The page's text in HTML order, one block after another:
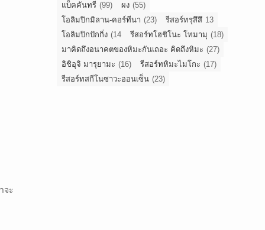
จะ
แบ็คคันทรี (99) ผง (55)
โอลิมปิกมิลาน-คอร์ทีนา (23) รีสอร์ทรุสึสึ 13
โอลิมปิกปักกิ่ง (14 รีสอร์ทโฮชิโนะ โทมามุ (18)
มาคิดถึงอนาคตของหิมะกันเถอะ คิดถึงหิมะ (27)
อิชิอุจิ มารุยามะ (16) รีสอร์ทหิมะไมโกะ (17)
รีสอร์ทสกีโนซาวะออนเซ็น (23)